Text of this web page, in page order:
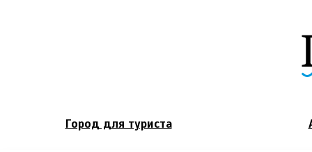
Город для туриста